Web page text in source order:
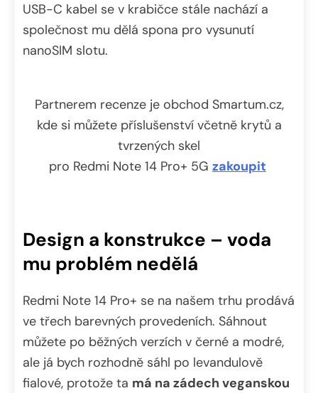
USB-C kabel se v krabičce stále nachází a
společnost mu dělá spona pro vysunutí
nanoSIM slotu.
Partnerem recenze je obchod Smartum.cz,
kde si můžete příslušenství včetně krytů a
tvrzených skel
pro Redmi Note 14 Pro+ 5G zakoupit
Design a konstrukce – voda
mu problém nedělá
Redmi Note 14 Pro+ se na našem trhu prodává
ve třech barevných provedeních. Sáhnout
můžete po běžných verzích v černé a modré,
ale já bych rozhodně sáhl po levandulově
fialové, protože ta má na zádech veganskou